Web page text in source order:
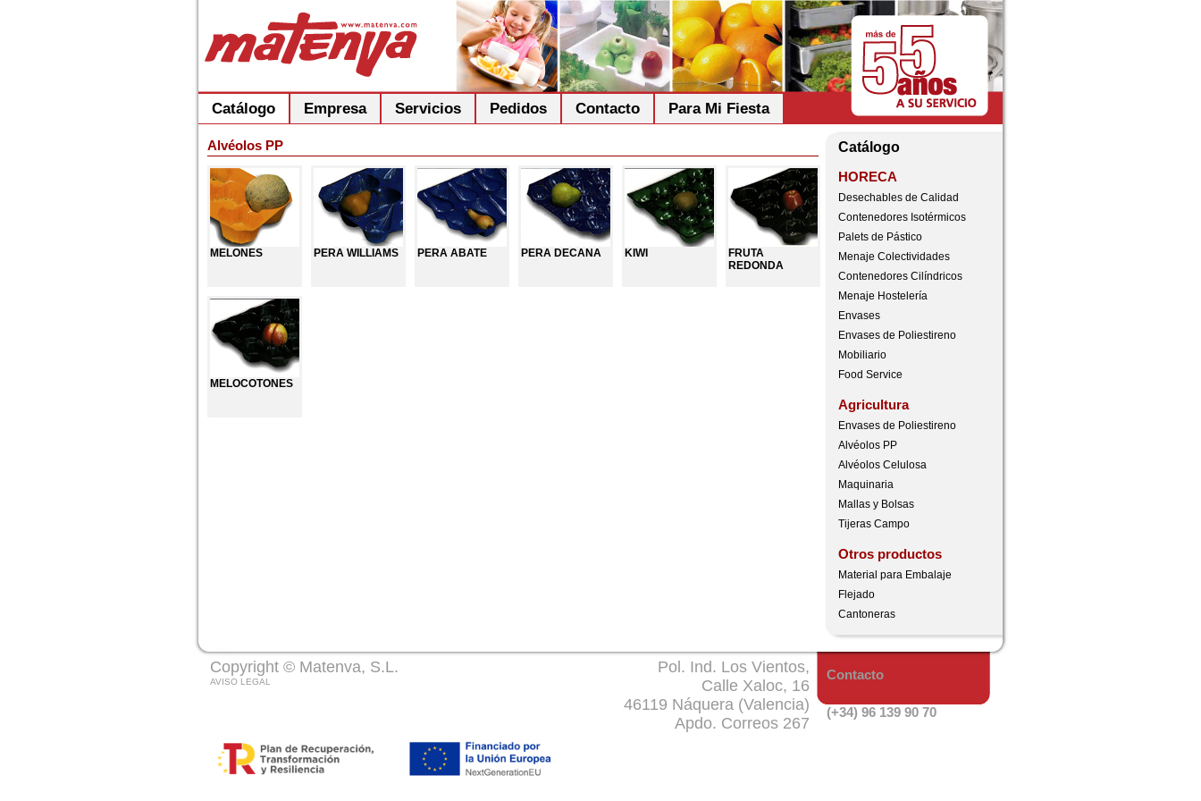
Catálogo Empresa Servicios Pedidos Contacto Para Mi Fiesta
Catálogo
HORECA
Desechables de Calidad
Contenedores Isotérmicos
Palets de Pástico
Menaje Colectividades
Contenedores Cilíndricos
Menaje Hostelería
Envases
Envases de Poliestireno
Mobiliario
Food Service
Agricultura
Envases de Poliestireno
Alvéolos PP
Alvéolos Celulosa
Maquinaria
Mallas y Bolsas
Tijeras Campo
Otros productos
Material para Embalaje
Flejado
Cantoneras
Alvéolos PP
MELONES PERA WILLIAMS PERA ABATE PERA DECANA KIWI
FRUTA
REDONDA
MELOCOTONES
Contacto
(+34) 96 139 90 70
Pol. Ind. Los Vientos,
Calle Xaloc, 16
46119 Náquera (Valencia)
Apdo. Correos 267
Copyright © Matenva, S.L.
AVISO LEGAL